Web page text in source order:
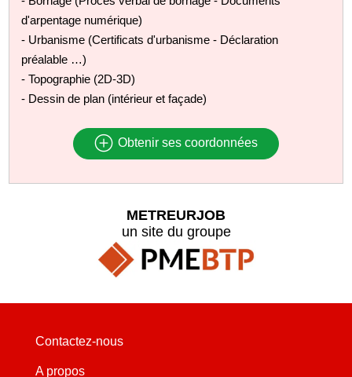
d'arpentage numérique)
- Urbanisme (Certificats d'urbanisme - Déclaration
préalable …)
- Topographie (2D-3D)
- Dessin de plan (intérieur et façade)
Obtenir ses coordonnées
METREURJOB
un site du groupe
Contactez-nous
A propos